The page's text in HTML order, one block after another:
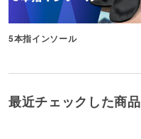
5本指インソール
最近チェックした商品